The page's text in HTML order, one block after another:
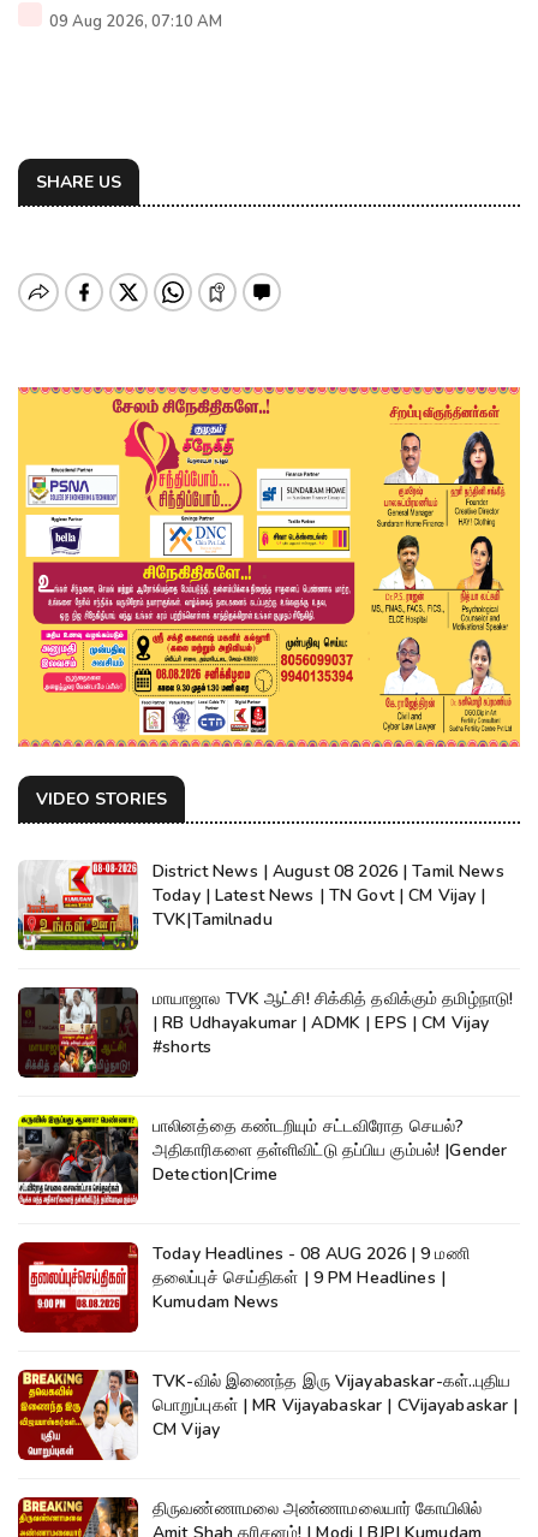
09 Aug 2026, 07:10 AM
SHARE US
VIDEO STORIES
District News | August 08 2026 | Tamil News
Today | Latest News | TN Govt | CM Vijay |
TVK|Tamilnadu
மாயாஜால TVK ஆட்சி! சிக்கித் தவிக்கும் தமிழ்நாடு!
| RB Udhayakumar | ADMK | EPS | CM Vijay
#shorts
பாலினத்தை கண்டறியும் சட்டவிரோத செயல்?
அதிகாரிகளை தள்ளிவிட்டு தப்பிய கும்பல்! |Gender
Detection|Crime
Today Headlines - 08 AUG 2026 | 9 மணி
தலைப்புச் செய்திகள் | 9 PM Headlines |
Kumudam News
TVK-வில் இணைந்த இரு Vijayabaskar-கள்..புதிய
பொறுப்புகள் | MR Vijayabaskar | CVijayabaskar |
CM Vijay
திருவண்ணாமலை அண்ணாமலையார் கோயிலில்